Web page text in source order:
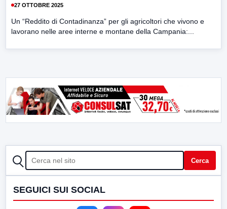
27 OTTOBRE 2025
Un “Reddito di Contadinanza” per gli agricoltori che vivono e
lavorano nelle aree interne e montane della Campania:...
CERCA Cerca
SEGUICI SUI SOCIAL